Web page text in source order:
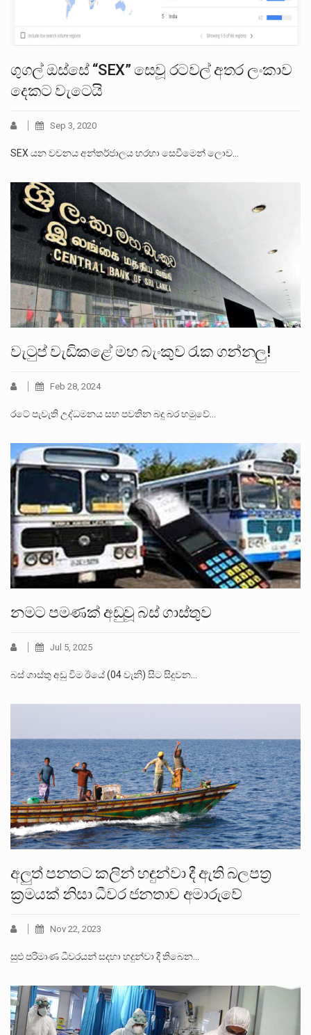
ගුගල් ඔස්සේ “SEX” සෙවූ රටවල් අතර ලංකාව
දෙකට වැටෙයි
Sep 3, 2020
SEX යන වචනය අන්තර්ජාලය හරහා සෙවීමෙන් ලොව…
වැටුප් වැඩිකළේ මහ බැංකුව රැක ගන්නලු!
Feb 28, 2024
රටේ පැවැති උද්ධමනය සහ පවතින බදු බර හමුවේ…
නමට පමණක් අඩුවූ බස් ගාස්තුව
Jul 5, 2025
බස් ගාස්තු අඩු විම ඊයේ (04 වැනි) සිට සිදුවන…
අලුත් පනතට කලින් හඳුන්වා දී ඇති බලපත්‍ර
ක්‍රමයක් නිසා ධීවර ජනතාව අමාරුවේ
Nov 22, 2023
සුළු පරිමාණ ධීවරයන් සදහා හදුන්වා දී තිබෙන…